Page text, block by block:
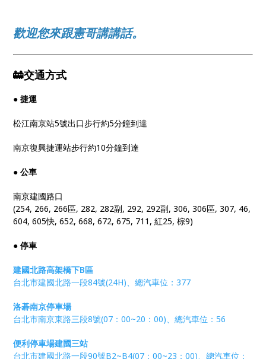
歡迎您來跟憲哥講講話。
🚋交通方式
● 捷運
松江南京站5號出口步行約5分鐘到達
南京復興捷運站步行約10分鐘到達
● 公車
南京建國路口
(254, 266, 266區, 282, 282副, 292, 292副, 306, 306區, 307, 46,
604, 605快, 652, 668, 672, 675, 711, 紅25, 棕9)
● 停車
建國北路高架橋下B區
台北市建國北路一段84號(24H)、總汽車位：377
洛碁南京停車場
台北市南京東路三段8號(07：00~20：00)、總汽車位：56
便利停車場建國三站
台北市建國北路一段90號B2~B4(07：00~23：00)、總汽車位：